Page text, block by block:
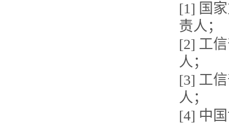
[1] 国
责人；
[2] 工
人；
[3] 工
人；
[4] 中